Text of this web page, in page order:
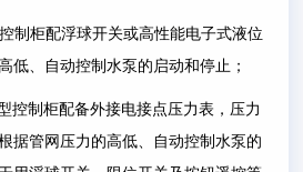
制柜配浮球开关或高性能电子式液位
低、自动控制水泵的启动和停止；
控制柜配备外接电接点压力表，压力
据管网压力的高低、自动控制水泵的